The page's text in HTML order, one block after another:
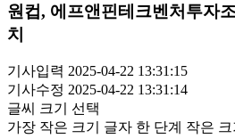
원컵, 에프앤핀테크벤처투자
치
기사입력 2025-04-22 13:31:15
기사수정 2025-04-22 13:31:14
글씨 크기 선택
가장 작은 크기 글자 한 단계 작은